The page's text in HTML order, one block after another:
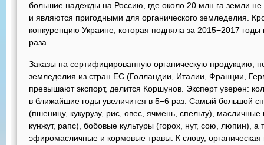
большие надежды на Россию, где около 20 млн га земли
и являются пригодными для органического земледелия.
конкуренцию Украине, которая подняла за 2015−2017
раза.
Заказы на сертифицированную органическую продукцию,
земледелия из стран ЕС (Голландии, Италии, Франции,
превышают экспорт, делится Коршунов. Эксперт уверен:
в ближайшие годы увеличится в 5−6 раз. Самый большой
(пшеницу, кукурузу, рис, овес, ячмень, спельту),
кунжут, рапс), бобовые культуры (горох, нут, сою, люпин),
эфиромасличные и кормовые травы. К слову,